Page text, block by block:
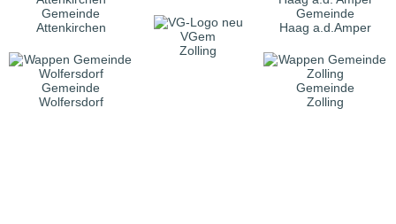
Gemeinde
Attenkirchen
VGem
Zolling
Gemeinde
Haag a.d.Amper
Gemeinde
Wolfersdorf
Gemeinde
Zolling